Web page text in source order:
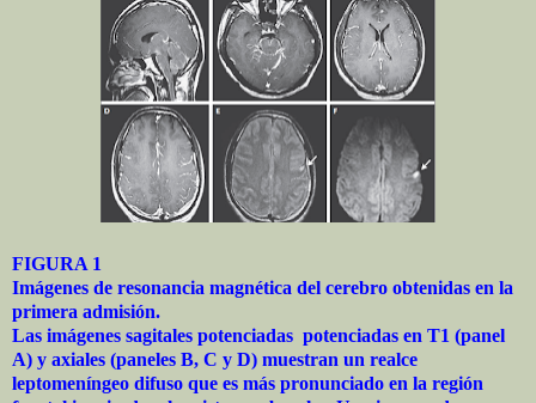
FIGURA 1
Imágenes de resonancia magnética del cerebro obtenidas en la
primera admisión.
Las imágenes sagitales potenciadas potenciadas en T1 (panel
A) y axiales (paneles B, C y D) muestran un realce
leptomeníngeo difuso que es más pronunciado en la región